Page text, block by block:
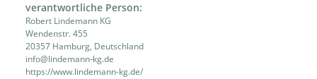
verantwortliche Person:
Robert Lindemann KG
Wendenstr. 455
20357 Hamburg, Deutschland
info@lindemann-kg.de
https://www.lindemann-kg.de/